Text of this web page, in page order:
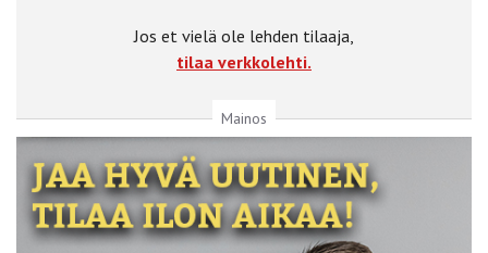
Jos et vielä ole lehden tilaaja,
tilaa verkkolehti.
Mainos